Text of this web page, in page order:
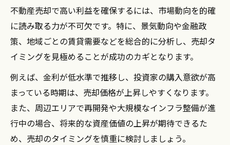
不動産売却で高い利益を確保するには、市場動向を的確
に読み取る力が不可欠です。特に、景気動向や金融政
策、地域ごとの賃貸需要などを総合的に分析し、売却タ
イミングを見極めることが成功のカギとなります。
例えば、金利が低水準で推移し、投資家の購入意欲が高
まっている時期は、売却価格が上昇しやすくなります。
また、周辺エリアで再開発や大規模なインフラ整備が進
行中の場合、将来的な資産価値の上昇が期待できるた
め、売却のタイミングを慎重に検討しましょう。